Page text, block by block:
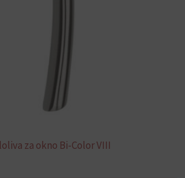
za okno Bi-Color VIII